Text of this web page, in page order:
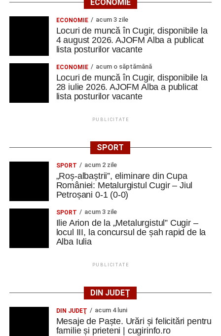
ECONOMIE
ECONOMIE acum 3 zile
Locuri de muncă în Cugir, disponibile la
4 august 2026. AJOFM Alba a publicat
lista posturilor vacante
ECONOMIE acum o săptămână
Locuri de muncă în Cugir, disponibile la
28 iulie 2026. AJOFM Alba a publicat
lista posturilor vacante
PUBLICITATE
SPORT
SPORT acum 2 zile
„Roș-albaștrii”, eliminare din Cupa
României: Metalurgistul Cugir – Jiul
Petroșani 0-1 (0-0)
SPORT acum 3 zile
Ilie Arion de la „Metalurgistul” Cugir –
locul III, la concursul de șah rapid de la
Alba Iulia
PUBLICITATE
DIN JUDEȚ
DIN JUDEŢ acum 4 luni
Mesaje de Paște. Urări și felicitări pentru
familie și prieteni | cugirinfo.ro